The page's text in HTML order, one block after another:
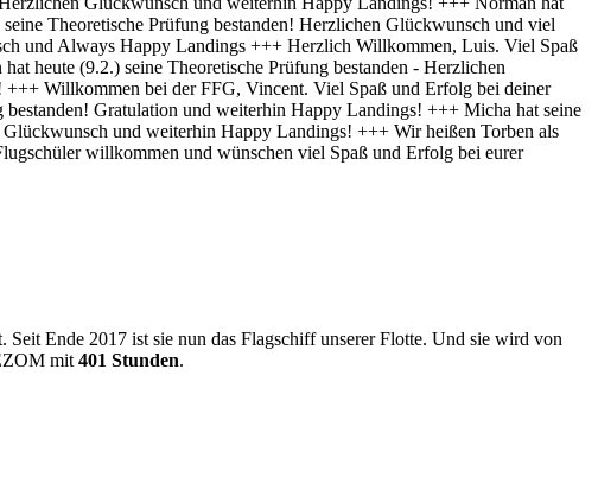
Ende 2017 ist sie nun das Flagschiff unserer Flotte. Und sie wird von
mit 401 Stunden.